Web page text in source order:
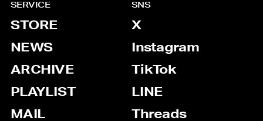
SERVICE
STORE
NEWS
ARCHIVE
PLAYLIST
MAIL
SNS
X
Instagram
TikTok
LINE
Threads